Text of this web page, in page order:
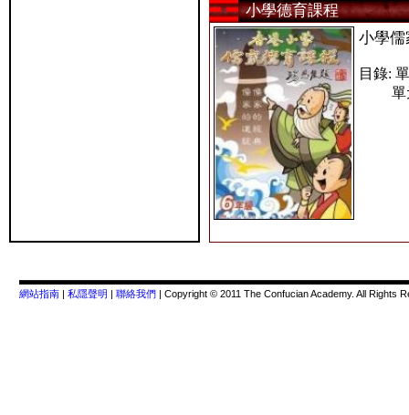
小學德育課程
小學儒
目錄:
單元
網站指南 | 私隱聲明 | 聯絡我們 | Copyright © 2011 The Confucian Academy. All Rights